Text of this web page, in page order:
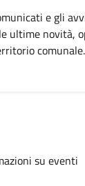
e gli
ultime novità,
comunale.
su eventi